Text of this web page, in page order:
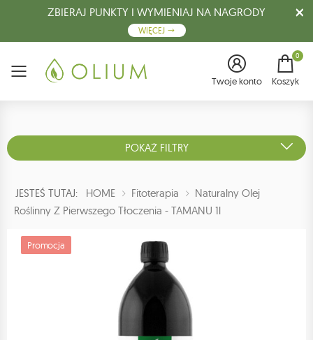
ZBIERAJ PUNKTY I WYMIENIAJ NA NAGRODY
WIĘCEJ
Menu Twoje konto
0
Koszyk
POKAŻ FILTRY
JESTEŚ TUTAJ: HOME Fitoterapia
Naturalny Olej
Roślinny Z Pierwszego Tłoczenia - TAMANU 1l
Promocja